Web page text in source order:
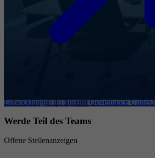
Entwicklungen im Internet Governance
Werde Teil des Teams
Offene Stellenanzeigen